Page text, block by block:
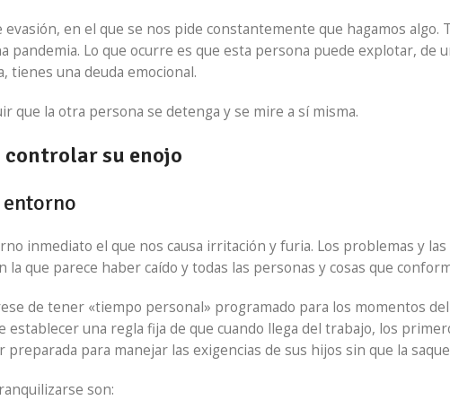
evasión, en el que se nos pide constantemente que hagamos
pandemia. Lo que ocurre es que esta persona puede explotar, de
tienes una deuda emocional.
que la otra persona se detenga y se mire a sí misma.
su enojo
entorno
inmediato el que nos causa irritación y furia. Los problemas y
la que parece haber caído y todas las personas y cosas que
de tener «tiempo personal» programado para los momentos
establecer una regla fija de que cuando llega del trabajo, los
para manejar las exigencias de sus hijos sin que la
son: